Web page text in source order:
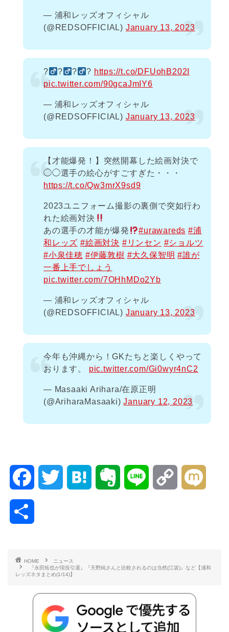
— 浦和レッズオフィシャル
(@REDSOFFICIAL) January 13, 2023
?‍ ?‍ ?‍ ? https://t.co/DFUohB202I
pic.twitter.com/90gcaJmIY6
— 浦和レッズオフィシャル
(@REDSOFFICIAL) January 13, 2023
【才能爆発！】突然開幕した絵画対決で
◯◯選手の絵心がすごすぎた・・・
https://t.co/Qw3mrX9sd9
2023ユニフォーム撮影の裏側で突如行わ
れた絵画対決
あの選手の才能が爆発
#urawareds #浦
和レッズ #絵画対決 #リンセン #ショルツ
#小泉佳穂 #伊藤敦樹 #大久保智明 #誰が
一番上手でしょう
pic.twitter.com/7OHhMDo2Yb
— 浦和レッズオフィシャル
(@REDSOFFICIAL) January 13, 2023
今年も沖縄から！GKたちと楽しくやって
おります。 pic.twitter.com/Gi0wyr4nC2
— Masaaki Arihara/在原正明
(@AriharaMasaaki)January 12, 2023
b
o
t
r t n
HOME
ニュース
『永田拓也が現役引退』『天野純さんと比較されるのは当然(江坂)』など【浦和
レッズネタまとめ(1/14)】